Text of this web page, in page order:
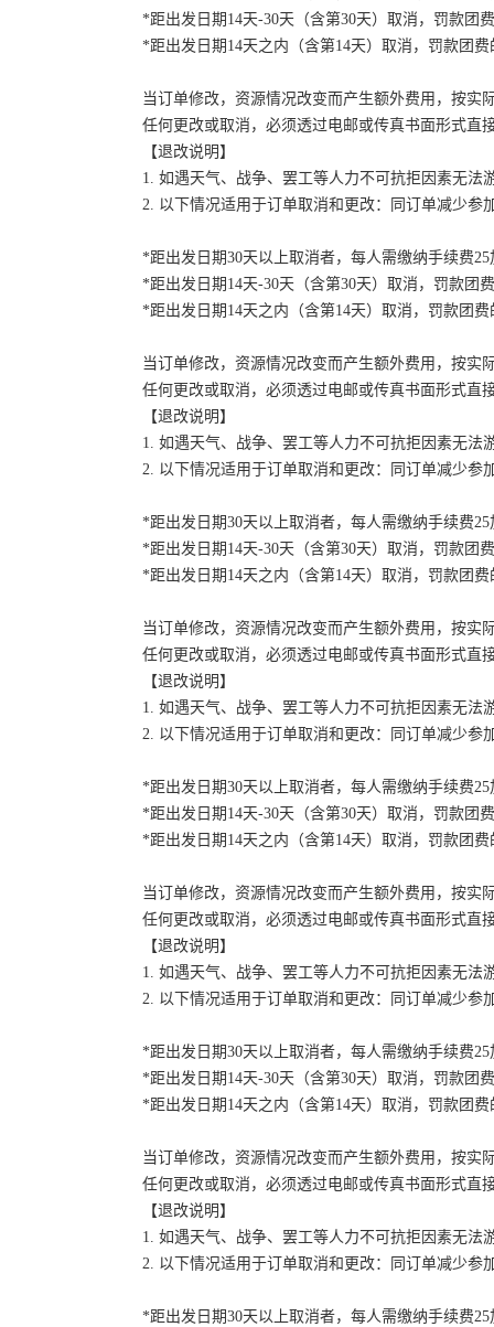
*距出发日期14天-30天（含第30天）取消，罚款团
*距出发日期14天之内（含第14天）取消，罚款团费
当订单修改，资源情况改变而产生额外费用，按实
任何更改或取消，必须透过电邮或传真书面形式直
【退改说明】
1. 如遇天气、战争、罢工等人力不可抗拒因素无
2. 以下情况适用于订单取消和更改：同订单减少
*距出发日期30天以上取消者，每人需缴纳手续费
*距出发日期14天-30天（含第30天）取消，罚款团
*距出发日期14天之内（含第14天）取消，罚款团费
当订单修改，资源情况改变而产生额外费用，按实
任何更改或取消，必须透过电邮或传真书面形式直
【退改说明】
1. 如遇天气、战争、罢工等人力不可抗拒因素无
2. 以下情况适用于订单取消和更改：同订单减少
*距出发日期30天以上取消者，每人需缴纳手续费
*距出发日期14天-30天（含第30天）取消，罚款团
*距出发日期14天之内（含第14天）取消，罚款团费
当订单修改，资源情况改变而产生额外费用，按实
任何更改或取消，必须透过电邮或传真书面形式直
【退改说明】
1. 如遇天气、战争、罢工等人力不可抗拒因素无
2. 以下情况适用于订单取消和更改：同订单减少
*距出发日期30天以上取消者，每人需缴纳手续费
*距出发日期14天-30天（含第30天）取消，罚款团
*距出发日期14天之内（含第14天）取消，罚款团费
当订单修改，资源情况改变而产生额外费用，按实
任何更改或取消，必须透过电邮或传真书面形式直
【退改说明】
1. 如遇天气、战争、罢工等人力不可抗拒因素无
2. 以下情况适用于订单取消和更改：同订单减少
*距出发日期30天以上取消者，每人需缴纳手续费
*距出发日期14天-30天（含第30天）取消，罚款团
*距出发日期14天之内（含第14天）取消，罚款团费
当订单修改，资源情况改变而产生额外费用，按实
任何更改或取消，必须透过电邮或传真书面形式直
【退改说明】
1. 如遇天气、战争、罢工等人力不可抗拒因素无
2. 以下情况适用于订单取消和更改：同订单减少
*距出发日期30天以上取消者，每人需缴纳手续费